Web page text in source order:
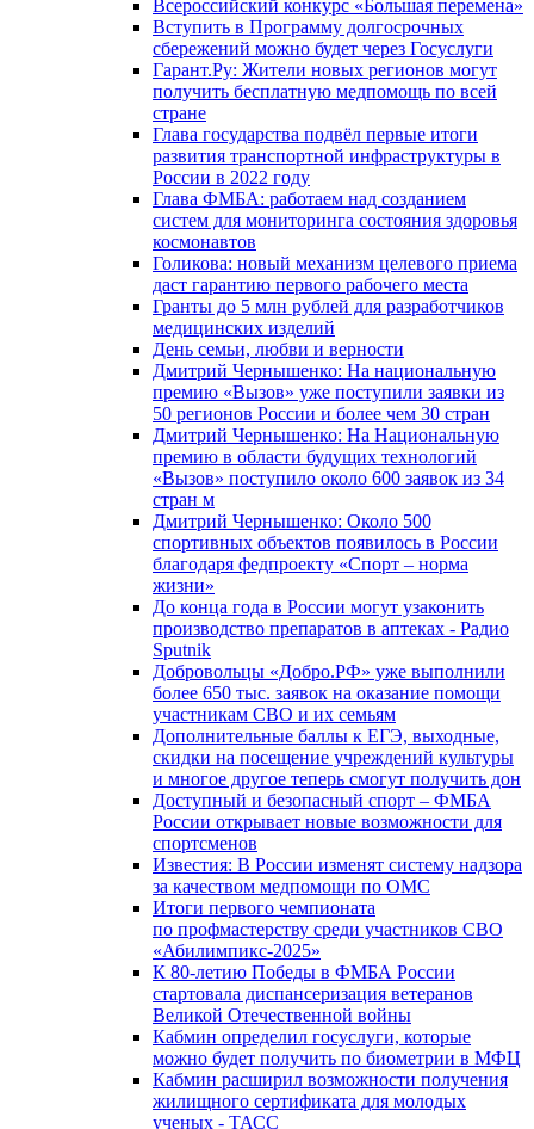
Всероссийский конкурс «Большая перемена»
Вступить в Программу долгосрочных
сбережений можно будет через Госуслуги
Гарант.Ру: Жители новых регионов могут
получить бесплатную медпомощь по всей
стране
Глава государства подвёл первые итоги
развития транспортной инфраструктуры в
России в 2022 году
Глава ФМБА: работаем над созданием
систем для мониторинга состояния здоровья
космонавтов
Голикова: новый механизм целевого приема
даст гарантию первого рабочего места
Гранты до 5 млн рублей для разработчиков
медицинских изделий
День семьи, любви и верности
Дмитрий Чернышенко: На национальную
премию «Вызов» уже поступили заявки из
50 регионов России и более чем 30 стран
Дмитрий Чернышенко: На Национальную
премию в области будущих технологий
«Вызов» поступило около 600 заявок из 34
стран м
Дмитрий Чернышенко: Около 500
спортивных объектов появилось в России
благодаря федпроекту «Спорт – норма
жизни»
До конца года в России могут узаконить
производство препаратов в аптеках - Радио
Sputnik
Добровольцы «Добро.РФ» уже выполнили
более 650 тыс. заявок на оказание помощи
участникам СВО и их семьям
Дополнительные баллы к ЕГЭ, выходные,
скидки на посещение учреждений культуры
и многое другое теперь смогут получить дон
Доступный и безопасный спорт – ФМБА
России открывает новые возможности для
спортсменов
Известия: В России изменят систему надзора
за качеством медпомощи по ОМС
Итоги первого чемпионата
по профмастерству среди участников СВО
«Абилимпикс-2025»
К 80-летию Победы в ФМБА России
стартовала диспансеризация ветеранов
Великой Отечественной войны
Кабмин определил госуслуги, которые
можно будет получить по биометрии в МФЦ
Кабмин расширил возможности получения
жилищного сертификата для молодых
ученых - ТАСС